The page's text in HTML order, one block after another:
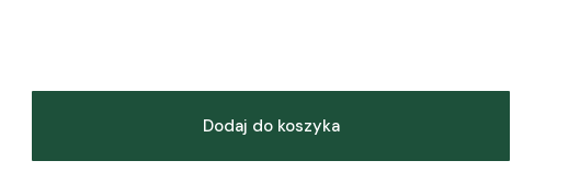
Dodaj do koszyka